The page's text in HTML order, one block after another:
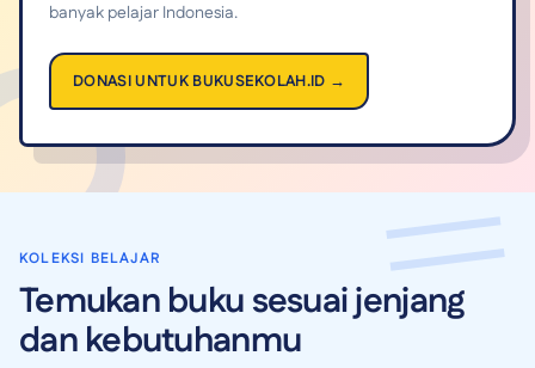
banyak pelajar Indonesia.
DONASI UNTUK BUKUSEKOLAH.ID →
KOLEKSI BELAJAR
Temukan buku sesuai jenjang
dan kebutuhanmu